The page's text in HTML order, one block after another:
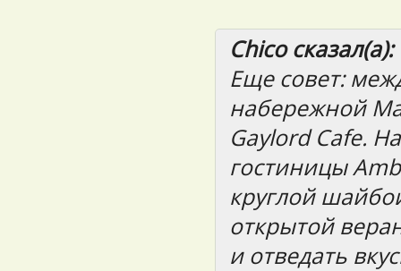
Chico сказал(а):
Еще совет:
набережной
Gaylord Cafe.
гостиницы
круглой
открытой
и отведать